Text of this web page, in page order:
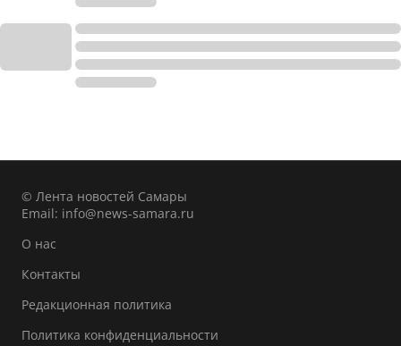
© Лента новостей Самары
Email: info@news-samara.ru
О нас
Контакты
Редакционная политика
Политика конфиденциальности